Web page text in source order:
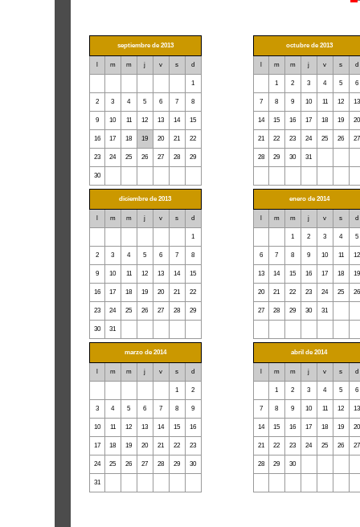
septiembre de 2013
m m j v s d
1
2 3 4 5 6 7 8
9 10 11 12 13 14 15
16 17 18 19 20 21 22
23 24 25 26 27 28 29
30
octubre de 2013
m m j v s d
1 2 3 4 5 6
7 8 9 10 11 12 13
14 15 16 17 18 19 20
21 22 23 24 25 26 27
28 29 30 31
diciembre de 2013
m m j v s d
1
2 3 4 5 6 7 8
9 10 11 12 13 14 15
16 17 18 19 20 21 22
23 24 25 26 27 28 29
30 31
enero de 2014
m m j v s d
1 2 3 4 5
6 7 8 9 10 11 12
13 14 15 16 17 18 19
20 21 22 23 24 25 26
27 28 29 30 31
marzo de 2014
m m j v s d
1 2
3 4 5 6 7 8 9
10 11 12 13 14 15 16
17 18 19 20 21 22 23
24 25 26 27 28 29 30
31
abril de 2014
m m j v s d
1 2 3 4 5 6
7 8 9 10 11 12 13
14 15 16 17 18 19 20
21 22 23 24 25 26 27
28 29 30